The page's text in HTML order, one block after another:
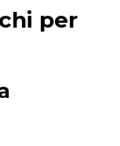
per